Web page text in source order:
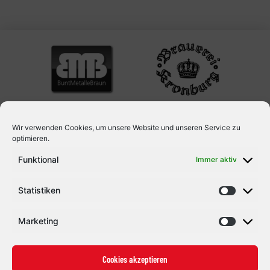
Wir verwenden Cookies, um unsere Website und unseren Service zu
optimieren.
Funktional Immer aktiv
Statistiken
Marketing
Cookies akzeptieren
Eishockey mit Herz und Leidenschaft. Seit 1992.